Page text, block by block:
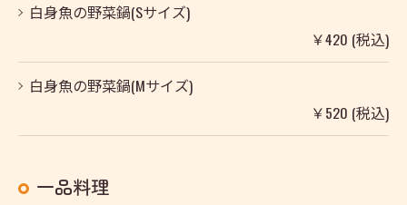
白身魚の野菜鍋(Sサイズ)
￥420 (税込)
白身魚の野菜鍋(Mサイズ)
￥520 (税込)
一品料理